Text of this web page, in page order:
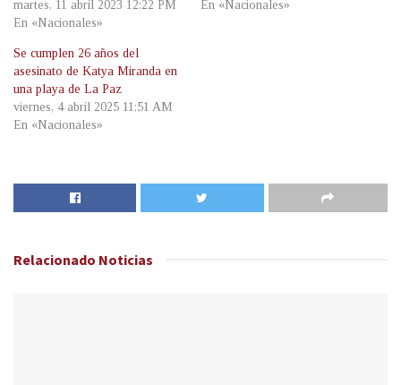
martes, 11 abril 2023 12:22 PM
En «Nacionales»
En «Nacionales»
Se cumplen 26 años del
asesinato de Katya Miranda en
una playa de La Paz
viernes, 4 abril 2025 11:51 AM
En «Nacionales»
Relacionado Noticias